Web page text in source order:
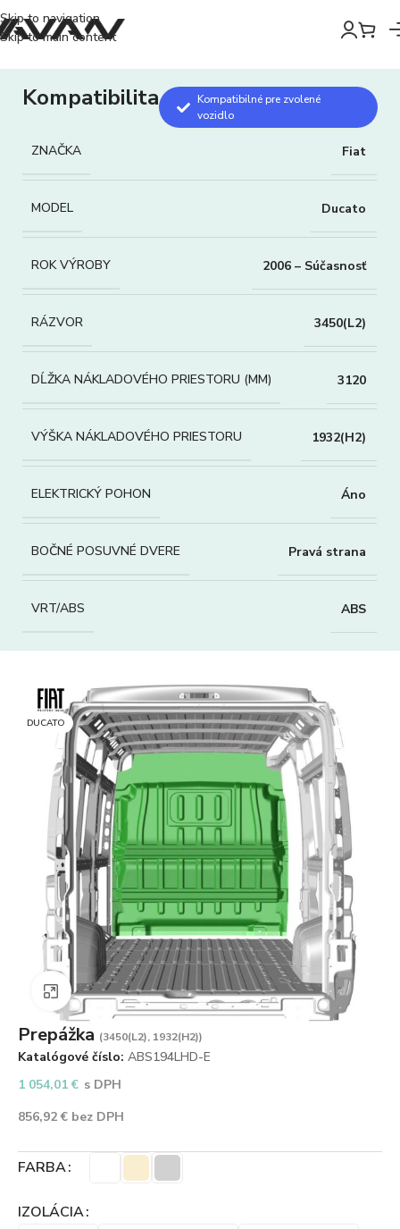
Skip to navigation
Skip to main content
Kompatibilita
Kompatibilné pre zvolené
vozidlo
ZNAČKA Fiat
MODEL Ducato
ROK VÝROBY 2006 – Súčasnosť
RÁZVOR 3450(L2)
DĹŽKA NÁKLADOVÉHO PRIESTORU (MM) 3120
VÝŠKA NÁKLADOVÉHO PRIESTORU 1932(H2)
ELEKTRICKÝ POHON Áno
BOČNÉ POSUVNÉ DVERE Pravá strana
VRT/ABS ABS
DUCATO
Zväčšiť obrázok
Prepážka (3450(L2), 1932(H2))
Katalógové číslo: ABS194LHD-E
1 054,01€ s DPH
856,92€ bez DPH
FARBA
IZOLÁCIA